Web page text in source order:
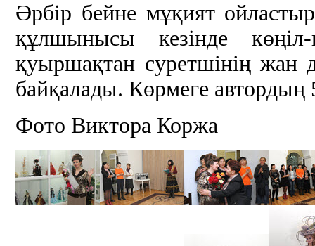
Әрбір бейне мұқият
құлшынысы кезінде
қуыршақтан суретшінің жан
байқалады. Көрмеге
Фото Виктора Коржа